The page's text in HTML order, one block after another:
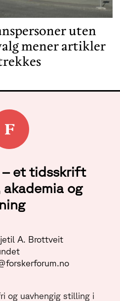
uten
mener artikler
– et tidsskrift
og
A. Brottveit
og uavhengig stilling i